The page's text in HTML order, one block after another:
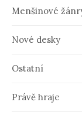
Menšinové
Nové desky
Ostatní
Právě hraje